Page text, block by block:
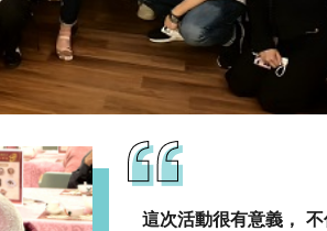
這次活動很有意義，